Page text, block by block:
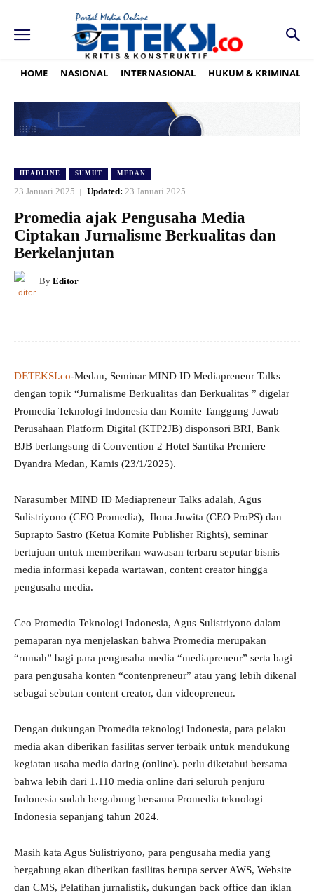
HOME NASIONAL INTERNASIONAL HUKUM & KRIMINAL
HEADLINE SUMUT MEDAN
23 Januari 2025 Updated: 23 Januari 2025
Promedia ajak Pengusaha Media
Ciptakan Jurnalisme Berkualitas dan
Berkelanjutan
By Editor
DETEKSI.co-Medan, Seminar MIND ID Mediapreneur Talks
dengan topik “Jurnalisme Berkualitas dan Berkualitas ” digelar
Promedia Teknologi Indonesia dan Komite Tanggung Jawab
Perusahaan Platform Digital (KTP2JB) disponsori BRI, Bank
BJB berlangsung di Convention 2 Hotel Santika Premiere
Dyandra Medan, Kamis (23/1/2025).
Narasumber MIND ID Mediapreneur Talks adalah, Agus
Sulistriyono (CEO Promedia), Ilona Juwita (CEO ProPS) dan
Suprapto Sastro (Ketua Komite Publisher Rights), seminar
bertujuan untuk memberikan wawasan terbaru seputar bisnis
media informasi kepada wartawan, content creator hingga
pengusaha media.
Ceo Promedia Teknologi Indonesia, Agus Sulistriyono dalam
pemaparan nya menjelaskan bahwa Promedia merupakan
“rumah” bagi para pengusaha media “mediapreneur” serta bagi
para pengusaha konten “contenpreneur” atau yang lebih dikenal
sebagai sebutan content creator, dan videopreneur.
Dengan dukungan Promedia teknologi Indonesia, para pelaku
media akan diberikan fasilitas server terbaik untuk mendukung
kegiatan usaha media daring (online). perlu diketahui bersama
bahwa lebih dari 1.110 media online dari seluruh penjuru
Indonesia sudah bergabung bersama Promedia teknologi
Indonesia sepanjang tahun 2024.
Masih kata Agus Sulistriyono, para pengusaha media yang
bergabung akan diberikan fasilitas berupa server AWS, Website
dan CMS, Pelatihan jurnalistik, dukungan back office dan iklan